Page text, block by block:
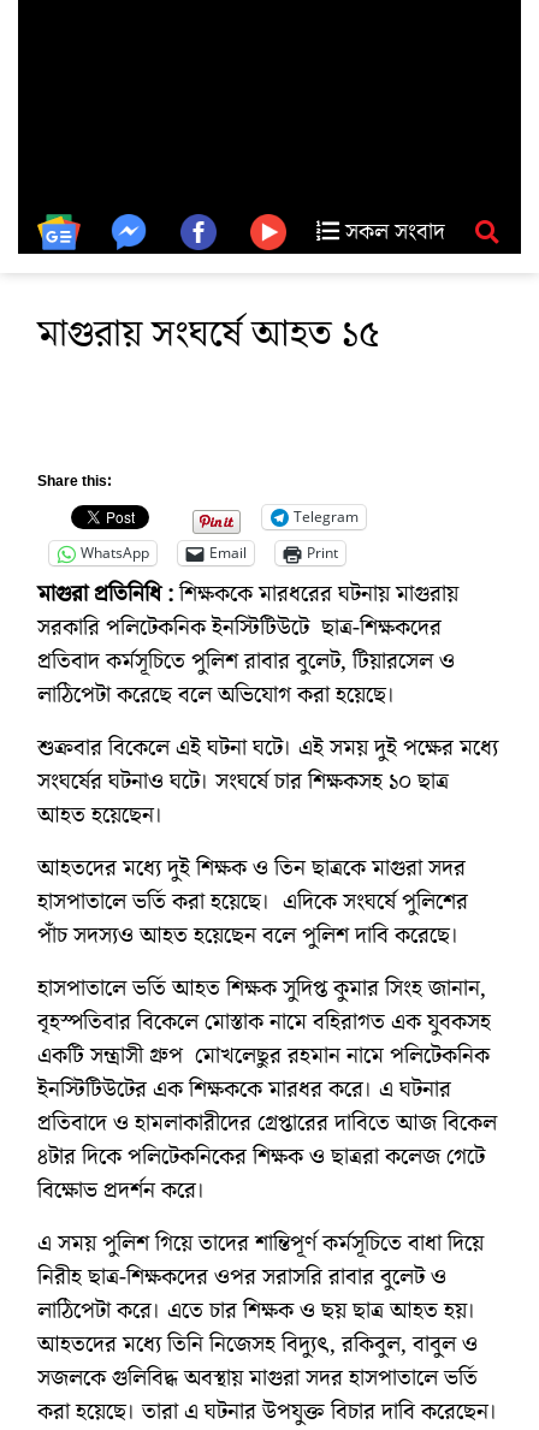
সকল সংবাদ
মাগুরায় সংঘর্ষে আহত ১৫
Share this:
Telegram
WhatsApp
Email Print
মাগুরা প্রতিনিধি :শিক্ষককে মারধরের ঘটনায় মাগুরায়
সরকারি পলিটেকনিক ইনস্টিটিউটে ছাত্র-শিক্ষকদের
প্রতিবাদ কর্মসূচিতে পুলিশ রাবার বুলেট, টিয়ারসেল ও
লাঠিপেটা করেছে বলে অভিযোগ করা হয়েছে।
শুক্রবার বিকেলে এই ঘটনা ঘটে। এই সময় দুই পক্ষের মধ্যে
সংঘর্ষের ঘটনাও ঘটে। সংঘর্ষে চার শিক্ষকসহ ১০ ছাত্র
আহত হয়েছেন।
আহতদের মধ্যে দুই শিক্ষক ও তিন ছাত্রকে মাগুরা সদর
হাসপাতালে ভর্তি করা হয়েছে। এদিকে সংঘর্ষে পুলিশের
পাঁচ সদস্যও আহত হয়েছেন বলে পুলিশ দাবি করেছে।
হাসপাতালে ভর্তি আহত শিক্ষক সুদিপ্ত কুমার সিংহ জানান,
বৃহস্পতিবার বিকেলে মোস্তাক নামে বহিরাগত এক যুবকসহ
একটি সন্ত্রাসী গ্রুপ মোখলেছুর রহমান নামে পলিটেকনিক
ইনস্টিটিউটের এক শিক্ষককে মারধর করে। এ ঘটনার
প্রতিবাদে ও হামলাকারীদের গ্রেপ্তারের দাবিতে আজ বিকেল
৪টার দিকে পলিটেকনিকের শিক্ষক ও ছাত্ররা কলেজ গেটে
বিক্ষোভ প্রদর্শন করে।
এ সময় পুলিশ গিয়ে তাদের শান্তিপূর্ণ কর্মসূচিতে বাধা দিয়ে
নিরীহ ছাত্র-শিক্ষকদের ওপর সরাসরি রাবার বুলেট ও
লাঠিপেটা করে। এতে চার শিক্ষক ও ছয় ছাত্র আহত হয়।
আহতদের মধ্যে তিনি নিজেসহ বিদ্যুৎ, রকিবুল, বাবুল ও
সজলকে গুলিবিদ্ধ অবস্থায় মাগুরা সদর হাসপাতালে ভর্তি
করা হয়েছে। তারা এ ঘটনার উপযুক্ত বিচার দাবি করেছেন।